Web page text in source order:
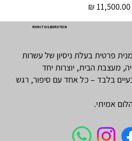
מחיר
RONIT SILBERSTEIN
פרטית בעלת ניסיון של עשרות
מעצבת הבית, יוצרות יחד
בלבד – כל אחד עם סיפור, רגש
אמיתי.